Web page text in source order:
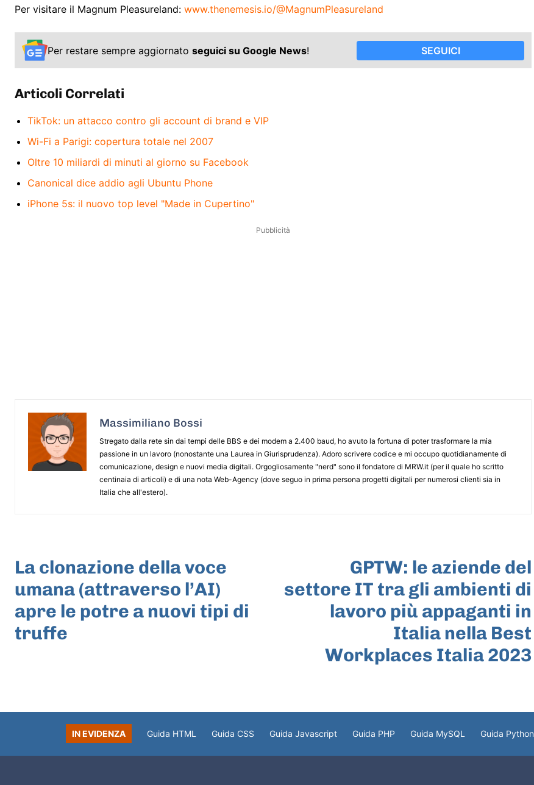
Per visitare il Magnum Pleasureland: www.thenemesis.io/@MagnumPleasureland
Per restare sempre aggiornato seguici su Google News! SEGUICI
Articoli Correlati
TikTok: un attacco contro gli account di brand e VIP
Wi-Fi a Parigi: copertura totale nel 2007
Oltre 10 miliardi di minuti al giorno su Facebook
Canonical dice addio agli Ubuntu Phone
iPhone 5s: il nuovo top level "Made in Cupertino"
Pubblicità
Massimiliano Bossi
Stregato dalla rete sin dai tempi delle BBS e dei modem a 2.400 baud, ho avuto la fortuna di poter trasformare la mia
passione in un lavoro (nonostante una Laurea in Giurisprudenza). Adoro scrivere codice e mi occupo quotidianamente di
comunicazione, design e nuovi media digitali. Orgogliosamente "nerd" sono il fondatore di MRW.it (per il quale ho scritto
centinaia di articoli) e di una nota Web-Agency (dove seguo in prima persona progetti digitali per numerosi clienti sia in
Italia che all'estero).
La clonazione della voce
umana (attraverso l’AI)
apre le potre a nuovi tipi di
truffe
GPTW: le aziende del
settore IT tra gli ambienti di
lavoro più appaganti in
Italia nella Best
Workplaces Italia 2023
IN EVIDENZA Guida HTML Guida CSS Guida Javascript Guida PHP Guida MySQL Guida Python